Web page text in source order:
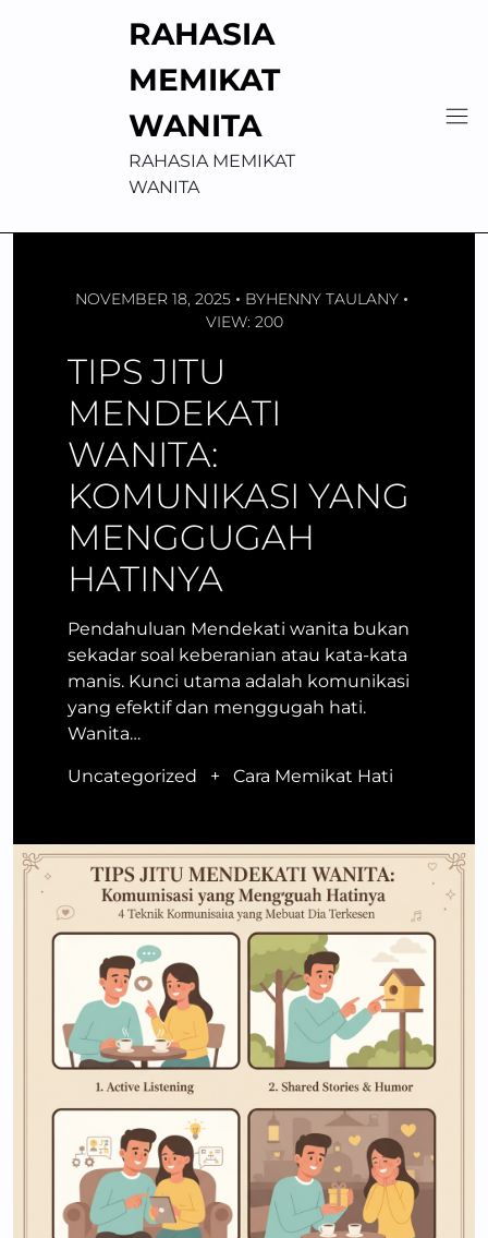
RAHASIA
MEMIKAT
WANITA
RAHASIA MEMIKAT
WANITA
NOVEMBER 18, 2025 BYHENNY TAULANY
VIEW: 200
TIPS JITU
MENDEKATI
WANITA:
KOMUNIKASI YANG
MENGGUGAH
HATINYA
Pendahuluan Mendekati wanita bukan
sekadar soal keberanian atau kata-kata
manis. Kunci utama adalah komunikasi
yang efektif dan menggugah hati.
Wanita…
Uncategorized + Cara Memikat Hati